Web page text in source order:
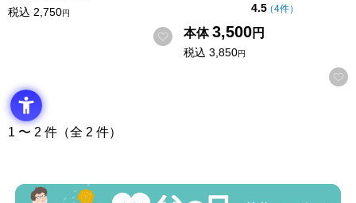
税込 2,750円
お気に入りに登録する
4.5点（5点満点中）
（4件の評価
）
本体 3,500円
税込 3,850円
1 〜 2 件（全 2 件）